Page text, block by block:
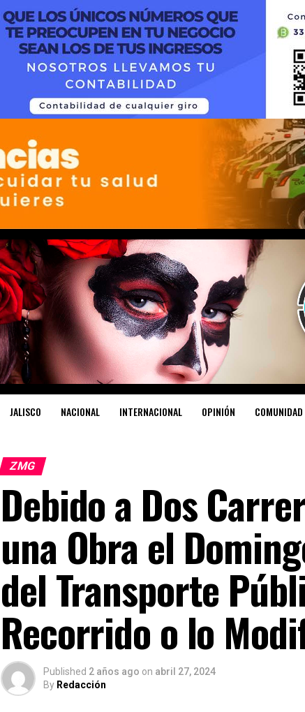
JALISCO NACIONAL INTERNACIONAL OPINIÓN COMUNIDAD
ZMG
Debido a Dos
una Obra el
del Transporte
Recorrido o lo
Published 2 años ago on abril 27, 2024
By Redacción